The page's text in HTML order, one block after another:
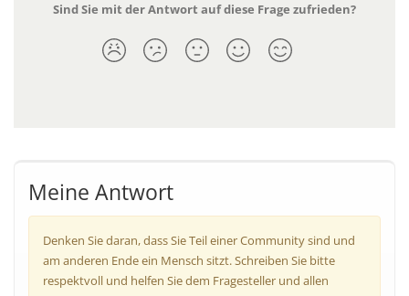
Sind Sie mit der Antwort auf diese Frage zufrieden?
Meine Antwort
Denken Sie daran, dass Sie Teil einer Community sind und
am anderen Ende ein Mensch sitzt. Schreiben Sie bitte
respektvoll und helfen Sie dem Fragesteller und allen